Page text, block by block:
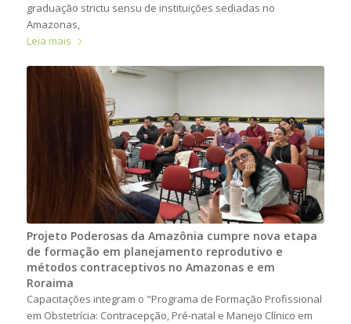
graduação strictu sensu de instituições sediadas no
Amazonas,
Leia mais
Projeto Poderosas da Amazônia cumpre nova etapa
de formação em planejamento reprodutivo e
métodos contraceptivos no Amazonas e em
Roraima
Capacitações integram o "Programa de Formação Profissional
em Obstetrícia: Contracepção, Pré-natal e Manejo Clínico em